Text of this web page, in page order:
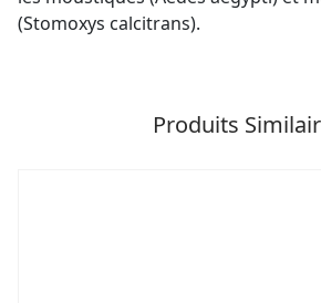
(Stomoxys calcitrans).
Produits